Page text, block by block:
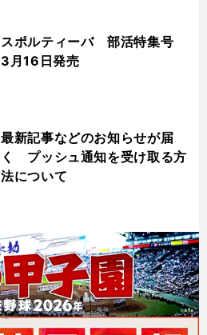
スポルティーバ 部活特集号
3月16日発売
最新記事などのお知らせが届
く プッシュ通知を受け取る方
法について